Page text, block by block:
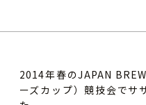
2014年春のJAPAN
ーズカップ）競技会でサ